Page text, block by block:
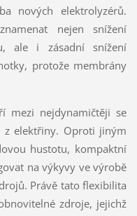
nových elektrolyzérů.
nejen snížení
ale i zásadní snížení
protože membrány
mezi nejdynamičtěji se
z elektřiny. Oproti jiným
hustotu, kompaktní
na výkyvy ve výrobě
Právě tato flexibilita
zdroje, jejichž